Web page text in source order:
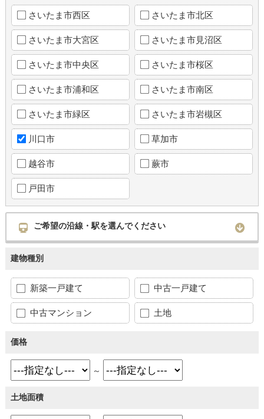
さいたま市西区 さいたま市北区
さいたま市大宮区 さいたま市見沼区
さいたま市中央区 さいたま市桜区
さいたま市浦和区 さいたま市南区
さいたま市緑区 さいたま市岩槻区
川口市 草加市
越谷市 蕨市
戸田市
ご希望の沿線・駅を選んでください
建物種別
新築一戸建て 中古一戸建て
中古マンション 土地
価格
～
土地面積